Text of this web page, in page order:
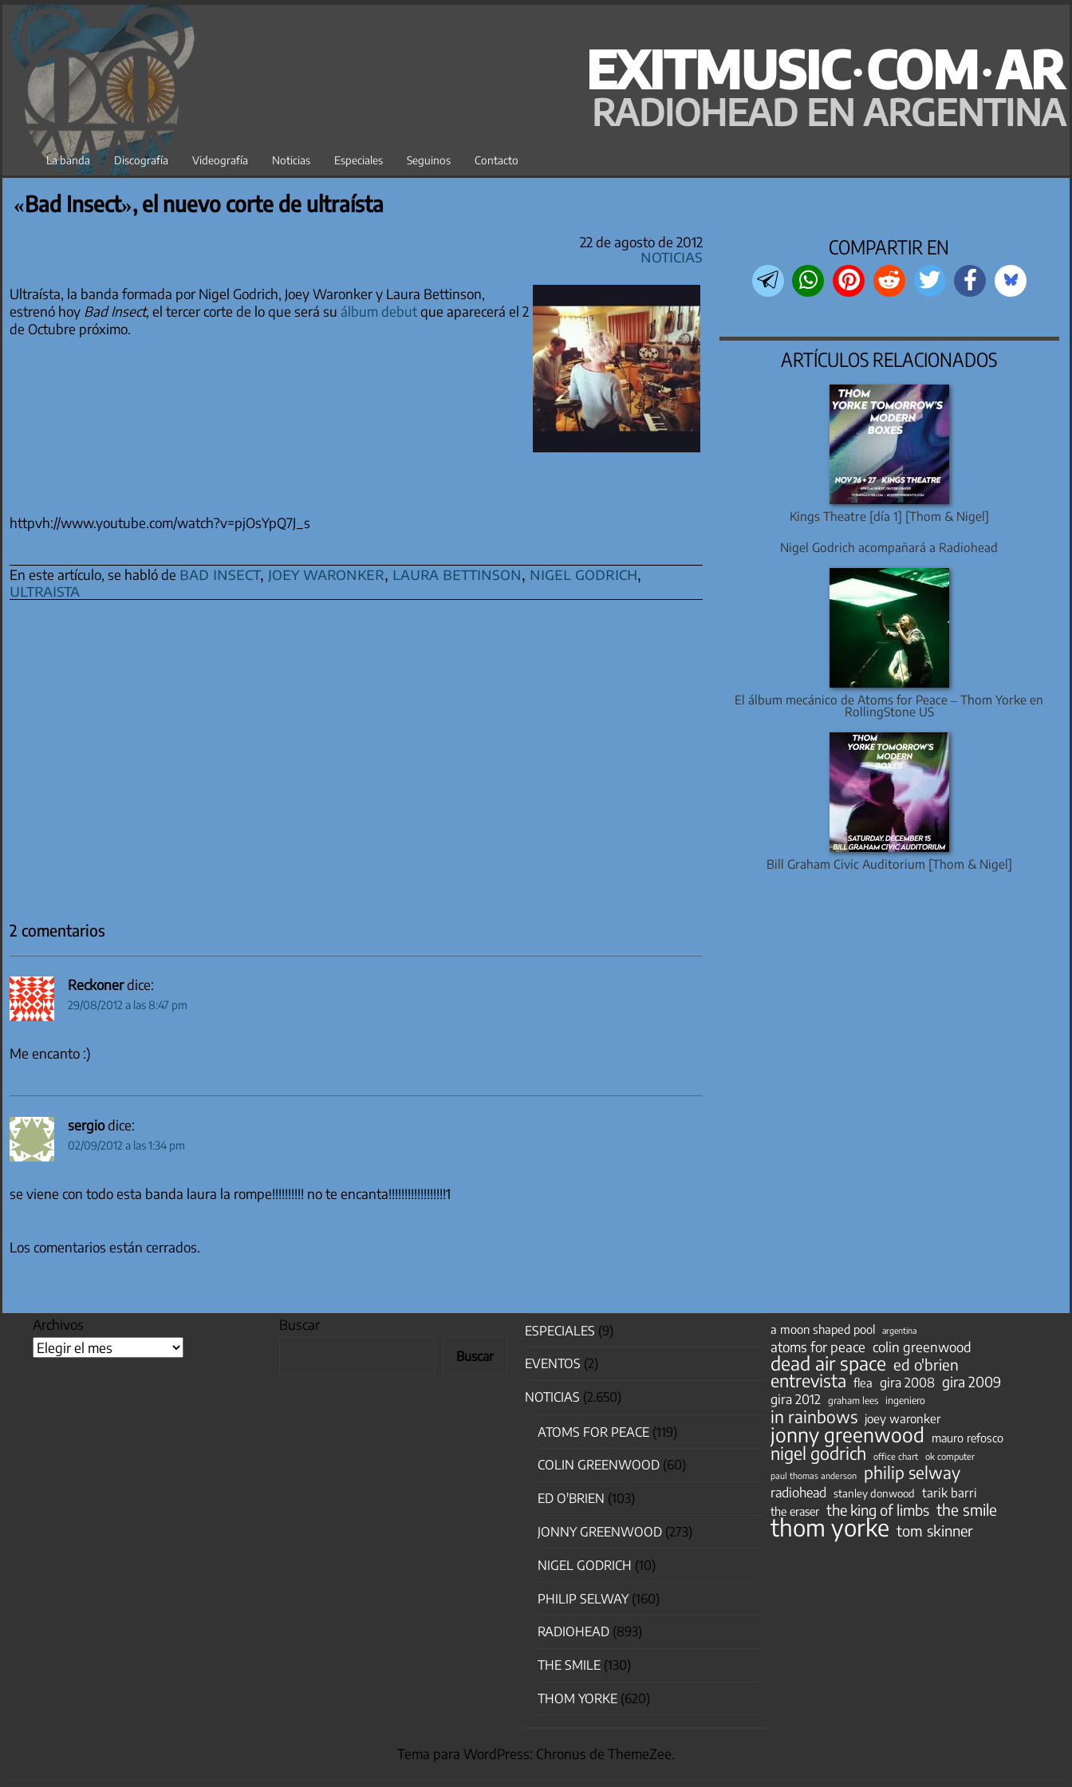
Saltar
contenido
EXITMUSIC·COM·AR
RADIOHEAD EN ARGENTINA
La banda Discografía Videografía Noticias Especiales Seguinos Contacto
«Bad Insect», el nuevo corte de ultraísta
22 de agosto de 2012
Noticias
Ultraísta, la banda formada por Nigel Godrich, Joey Waronker y Laura Bettinson,
estrenó hoy Bad Insect, el tercer corte de lo que será su álbum debutque aparecerá el 2
de Octubre próximo.
httpvh://www.youtube.com/watch?v=pjOsYpQ7J_s
En este artículo, se habló de bad insect, joey waronker, laura bettinson, nigel godrich,
ultraista
COMPARTIR EN
ARTÍCULOS RELACIONADOS
Kings Theatre [día 1] [Thom & Nigel]
Nigel Godrich acompañará a Radiohead
El álbum mecánico de Atoms for Peace – Thom Yorke en
RollingStone US
Bill Graham Civic Auditorium [Thom & Nigel]
2 comentarios
Reckonerdice:
29/08/2012 a las 8:47 pm
Me encanto :)
sergiodice:
02/09/2012 a las 1:34 pm
se viene con todo esta banda laura la rompe!!!!!!!!!! no te encanta!!!!!!!!!!!!!!!!!!1
Los comentarios están cerrados.
Archivos Buscar
Buscar
ESPECIALES (9)
EVENTOS (2)
NOTICIAS (2.650)
ATOMS FOR PEACE (119)
COLIN GREENWOOD (60)
ED O'BRIEN (103)
JONNY GREENWOOD (273)
NIGEL GODRICH (10)
PHILIP SELWAY(160)
RADIOHEAD (893)
THE SMILE (130)
THOM YORKE (620)
a moon shaped pool argentina
atoms for peace colin greenwood
dead air space ed o'brien
entrevista flea gira 2008 gira 2009
gira 2012 graham lees ingeniero
in rainbows joey waronker
jonny greenwood mauro refosco
nigel godrich office chart ok computer
paul thomas anderson philip selway
radiohead stanley donwood tarik barri
the eraser the king of limbs the smile
thom yorke tom skinner
Tema para WordPress: Chronus de ThemeZee.